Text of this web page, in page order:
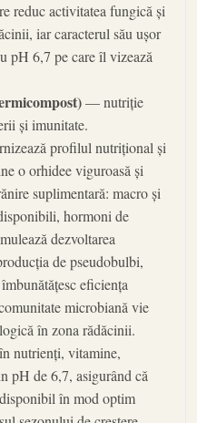
reduc activitatea fungică și
iar caracterul său ușor
pH 6,7 pe care îl vizează
— nutriție
și imunitate.
profilul nutrițional și
o orhidee viguroasă și
suplimentară: macro și
hormoni de
dezvoltarea
de pseudobulbi,
eficiența
microbiană vie
în zona rădăcinii.
nutrienți, vitamine,
pH de 6,7, asigurând că
în mod optim